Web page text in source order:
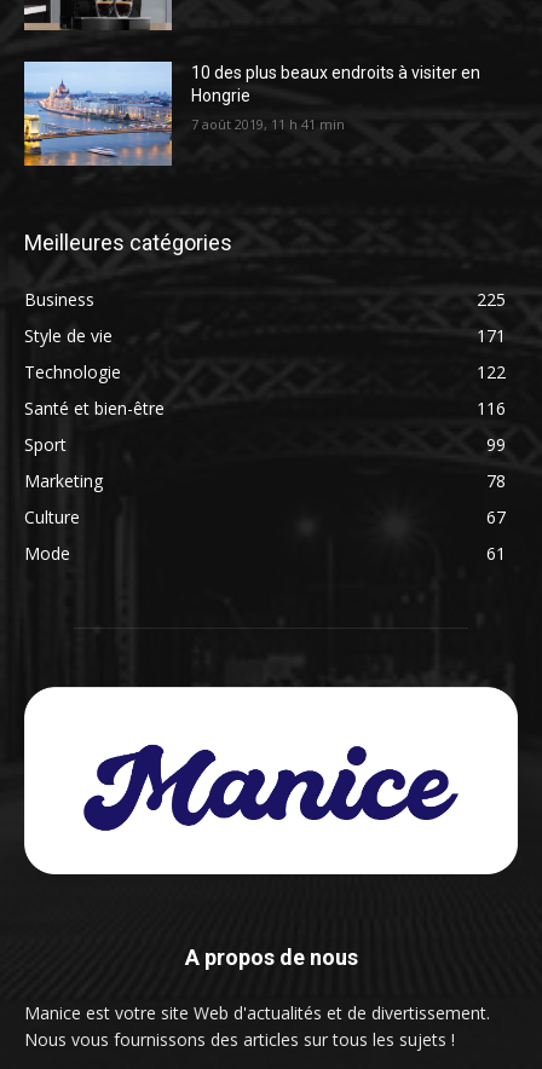
10 des plus beaux endroits à visiter en
Hongrie
7 août 2019, 11 h 41 min
Meilleures catégories
Business
225
Style de vie
171
Technologie
122
Santé et bien-être
116
Sport
99
Marketing
78
Culture
67
Mode
61
A propos de nous
Manice est votre site Web d'actualités et de divertissement.
Nous vous fournissons des articles sur tous les sujets !